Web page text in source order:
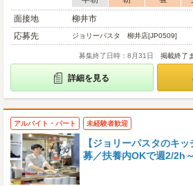
面接地
柳井市
応募先
ジョリーパスタ 柳井店[JP0509]
募集終了日時：8月31日 掲載終了
詳細を見る
アルバイト・パート 未経験者歓迎
【ジョリーパスタのキ
募／扶養内OKで週2/2h